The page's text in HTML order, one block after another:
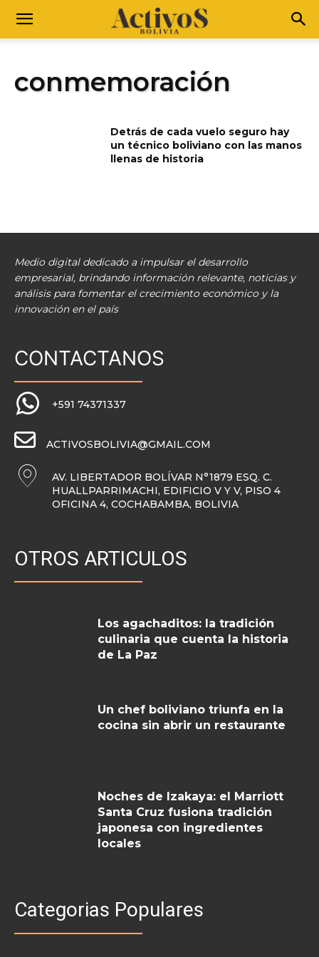
conmemoración
Detrás de cada vuelo seguro hay
un técnico boliviano con las manos
llenas de historia
Medio digital dedicado a impulsar el desarrollo
empresarial, brindando información relevante, noticias y
análisis para fomentar el crecimiento económico y la
innovación en el país
CONTACTANOS
+591 74371337
ACTIVOSBOLIVIA@GMAIL.COM
AV. LIBERTADOR BOLÍVAR N°1879 ESQ. C.
HUALLPARRIMACHI, EDIFICIO V Y V, PISO 4
OFICINA 4, COCHABAMBA, BOLIVIA
OTROS ARTICULOS
Los agachaditos: la tradición
culinaria que cuenta la historia
de La Paz
Un chef boliviano triunfa en la
cocina sin abrir un restaurante
Noches de Izakaya: el Marriott
Santa Cruz fusiona tradición
japonesa con ingredientes
locales
Categorias Populares